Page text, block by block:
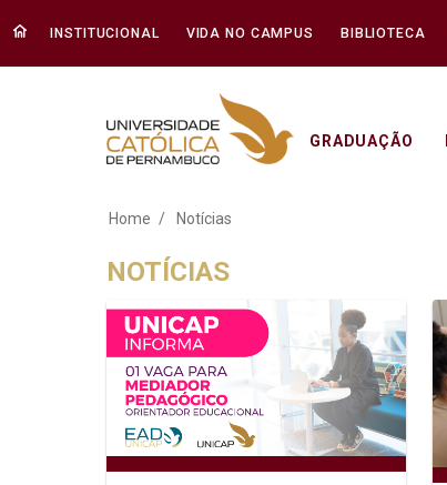
INSTITUCIONAL VIDA NO CAMPUS BIBLIOTECA
GRADUAÇÃO
Notícias - Unicap
Home Notícias
NOTÍCIAS